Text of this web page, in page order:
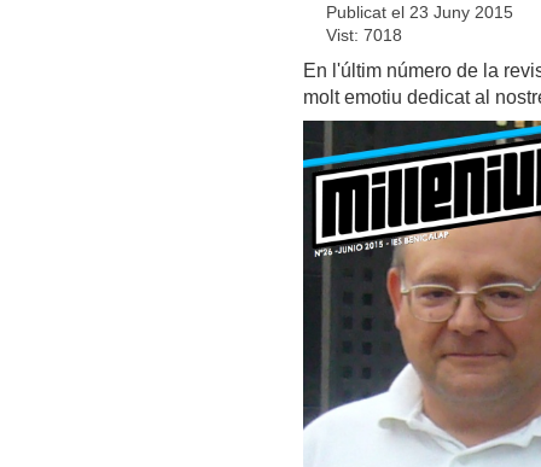
Publicat el 23 Juny 2015
Vist: 7018
En l'últim número de la
molt emotiu dedicat al